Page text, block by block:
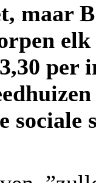
maar
per
sociale